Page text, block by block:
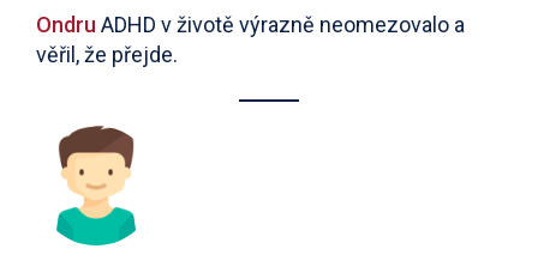
Ondru ADHD v životě výrazně neomezovalo a
věřil, že přejde.